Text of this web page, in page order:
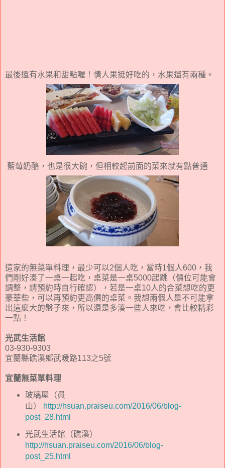
最後還有水果和甜點喔！情人果挺好吃的，水果還有兩種。
藍莓奶酪，也是很大碗，但相較起前面的菜來就有點普通
這家的無菜單料理，最少可以2個人吃，當時1個人600，我
們剛好湊了一桌一起吃，桌菜是一桌5000起跳（價位可能會
調整，請預約時自行確認），若是一桌10人的合菜想吃的更
豪華些，可以再預約更高價的桌菜。我想兩個人是不可能拿
出這麼大的盤子來，所以還是多湊一些人來吃，會比較精彩
一點！
光武生活館
03-930-9303
宜蘭縣礁溪鄉武暖路113之5號
宜蘭無菜單料理
玻璃屋（員
山）
http://hsuan.praiseu.com/2016/06/blog-
post_28.html
光武生活館（礁溪）
http://hsuan.praiseu.com/2016/06/blog-
post_25.html